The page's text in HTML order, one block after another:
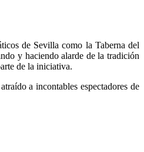
de Sevilla como la Taberna del
y haciendo alarde de la tradición
de la iniciativa.
a incontables espectadores de